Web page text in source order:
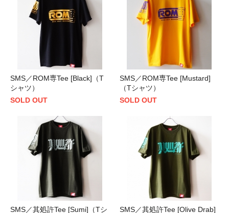
SMS／ROM専Tee [Black]（T
シャツ）
SOLD OUT
SMS／ROM専Tee [Mustard]
（Tシャツ）
SOLD OUT
SMS／其処許Tee [Sumi]（Tシ
SMS／其処許Tee [Olive Drab]